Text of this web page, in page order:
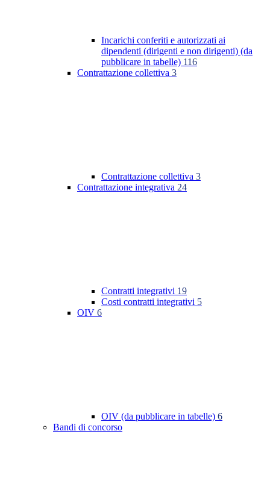
Incarichi conferiti e autorizzati ai
dipendenti (dirigenti e non dirigenti) (da
pubblicare in tabelle) 116
Contrattazione collettiva 3
Contrattazione collettiva 3
Contrattazione integrativa 24
Contratti integrativi 19
Costi contratti integrativi 5
OIV 6
OIV (da pubblicare in tabelle) 6
Bandi di concorso